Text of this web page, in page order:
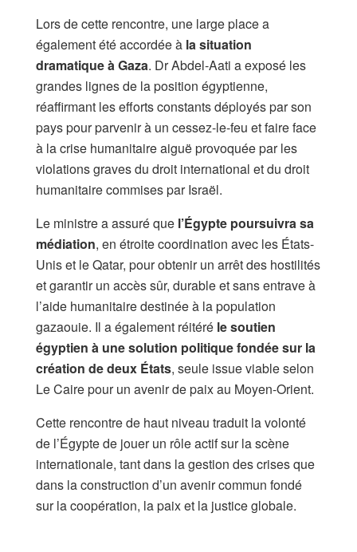
Lors de cette rencontre, une large place a
également été accordée à la situation
dramatique à Gaza. Dr Abdel-Aati a exposé les
grandes lignes de la position égyptienne,
réaffirmant les efforts constants déployés par son
pays pour parvenir à un cessez-le-feu et faire face
à la crise humanitaire aiguë provoquée par les
violations graves du droit international et du droit
humanitaire commises par Israël.
Le ministre a assuré que l’Égypte poursuivra sa
médiation, en étroite coordination avec les États-
Unis et le Qatar, pour obtenir un arrêt des hostilités
et garantir un accès sûr, durable et sans entrave à
l’aide humanitaire destinée à la population
gazaouie. Il a également réitéré le soutien
égyptien à une solution politique fondée sur la
création de deux États, seule issue viable selon
Le Caire pour un avenir de paix au Moyen-Orient.
Cette rencontre de haut niveau traduit la volonté
de l’Égypte de jouer un rôle actif sur la scène
internationale, tant dans la gestion des crises que
dans la construction d’un avenir commun fondé
sur la coopération, la paix et la justice globale.